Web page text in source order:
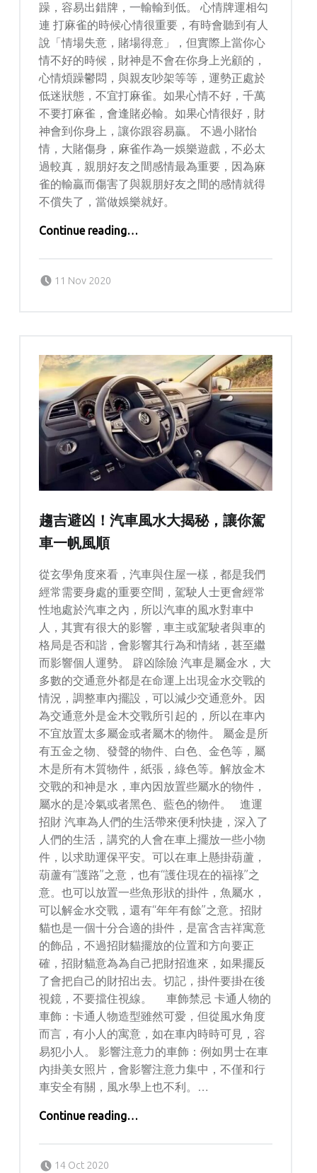
躁，容易出錯牌，一輸輸到低。 心情牌運相勾
連 打麻雀的時候心情很重要，有時會聽到有人
說「情場失意，賭場得意」，但實際上當你心
情不好的時候，財神是不會在你身上光顧的，
心情煩躁鬱悶，與親友吵架等等，運勢正處於
低迷狀態，不宜打麻雀。如果心情不好，千萬
不要打麻雀，會逢賭必輸。如果心情很好，財
神會到你身上，讓你跟容易贏。 不過小賭怡
情，大賭傷身，麻雀作為一娛樂遊戲，不必太
過較真，親朋好友之間感情最為重要，因為麻
雀的輸贏而傷害了與親朋好友之間的感情就得
不償失了，當做娛樂就好。
Continue reading“打麻雀必勝的風水秘訣！學會了想輸都難”
…
11 Nov 2020
趨吉避凶！汽車風水大揭秘，讓你駕
車一帆風順
從玄學角度來看，汽車與住屋一樣，都是我們
經常需要身處的重要空間，駕駛人士更會經常
性地處於汽車之內，所以汽車的風水對車中
人，其實有很大的影響，車主或駕駛者與車的
格局是否和諧，會影響其行為和情緒，甚至繼
而影響個人運勢。 辟凶除險 汽車是屬金水，大
多數的交通意外都是在命運上出現金水交戰的
情況，調整車內擺設，可以減少交通意外。因
為交通意外是金木交戰所引起的，所以在車內
不宜放置太多屬金或者屬木的物件。 屬金是所
有五金之物、發聲的物件、白色、金色等，屬
木是所有木質物件，紙張，綠色等。解放金木
交戰的和神是水，車內因放置些屬水的物件，
屬水的是冷氣或者黑色、藍色的物件。 進運
招財 汽車為人們的生活帶來便利快捷，深入了
人們的生活，講究的人會在車上擺放一些小物
件，以求助運保平安。可以在車上懸掛葫蘆，
葫蘆有“護路”之意，也有“護住現在的福祿”之
意。也可以放置一些魚形狀的掛件，魚屬水，
可以解金水交戰，還有“年年有餘”之意。招財
貓也是一個十分合適的掛件，是富含吉祥寓意
的飾品，不過招財貓擺放的位置和方向要正
確，招財貓意為為自己把財招進來，如果擺反
了會把自己的財招出去。切記，掛件要掛在後
視鏡，不要擋住視線。 車飾禁忌 卡通人物的
車飾：卡通人物造型雖然可愛，但從風水角度
而言，有小人的寓意，如在車內時時可見，容
易犯小人。 影響注意力的車飾：例如男士在車
內掛美女照片，會影響注意力集中，不僅和行
車安全有關，風水學上也不利。…
Continue reading“趨吉避凶！汽車風水大揭秘，讓你駕車一帆風順”
…
14 Oct 2020